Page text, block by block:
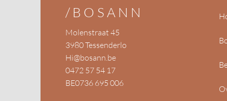
/BOSANN
Molenstraat 45
3980 Tessenderlo
Hi@bosann.be
0472 57 54 17
BE0736 695 006